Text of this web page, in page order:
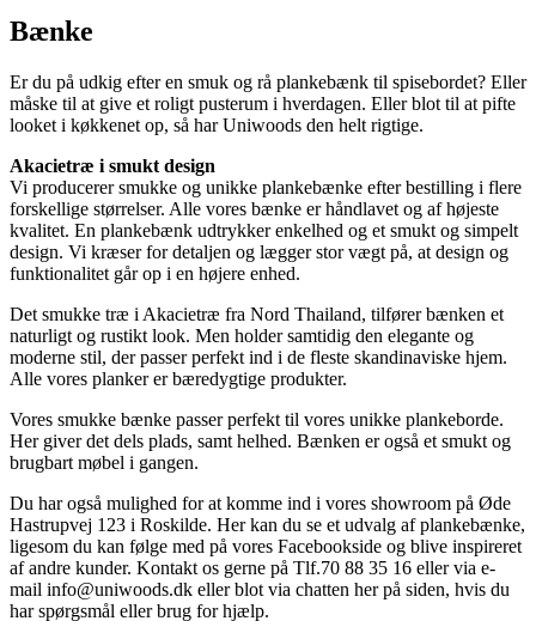
Bænke
Er du på udkig efter en smuk og rå plankebænk til spisebordet? Eller
måske til at give et roligt pusterum i hverdagen. Eller blot til at pifte
looket i køkkenet op, så har Uniwoods den helt rigtige.
Akacietræ i smukt design
Vi producerer smukke og unikke plankebænke efter bestilling i flere
forskellige størrelser. Alle vores bænke er håndlavet og af højeste
kvalitet. En plankebænk udtrykker enkelhed og et smukt og simpelt
design. Vi kræser for detaljen og lægger stor vægt på, at design og
funktionalitet går op i en højere enhed.
Det smukke træ i Akacietræ fra Nord Thailand, tilfører bænken et
naturligt og rustikt look. Men holder samtidig den elegante og
moderne stil, der passer perfekt ind i de fleste skandinaviske hjem.
Alle vores planker er bæredygtige produkter.
Vores smukke bænke passer perfekt til vores unikke plankeborde.
Her giver det dels plads, samt helhed. Bænken er også et smukt og
brugbart møbel i gangen.
Du har også mulighed for at komme ind i vores showroom på Øde
Hastrupvej 123 i Roskilde. Her kan du se et udvalg af plankebænke,
ligesom du kan følge med på vores Facebookside og blive inspireret
af andre kunder. Kontakt os gerne på Tlf.70 88 35 16 eller via e-
mail info@uniwoods.dk eller blot via chatten her på siden, hvis du
har spørgsmål eller brug for hjælp.